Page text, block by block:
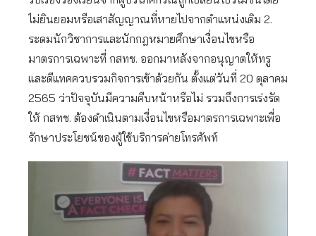
ไม่ยินยอมหรือเสาสัญญาณที่หายไปจากตำแหน่งเดิม 2.
ระดมนักวิชาการและนักกฎหมายศึกษาเงื่อนไขหรือ
มาตรการเฉพาะที่ กสทช. ออกมาหลังจากอนุญาตให้ทรู
และดีแทคควบรวมกิจการเข้าด้วยกัน ตั้งแต่วันที่ 20 ตุลาคม
2565 ว่าปัจจุบันมีความคืบหน้าหรือไม่ รวมถึงการเร่งรัด
ให้ กสทช. ต้องดำเนินตามเงื่อนไขหรือมาตรการเฉพาะเพื่อ
รักษาประโยชน์ของผู้ใช้บริการค่ายโทรศัพท์